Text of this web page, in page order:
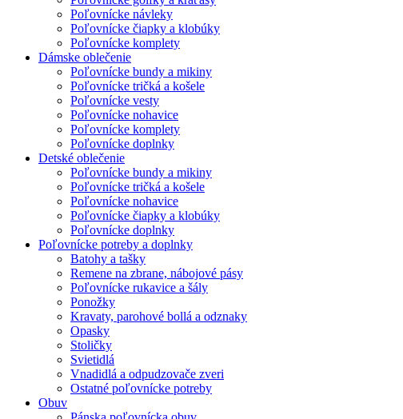
Poľovnícke návleky
Poľovnícke čiapky a klobúky
Poľovnícke komplety
Dámske oblečenie
Poľovnícke bundy a mikiny
Poľovnícke tričká a košele
Poľovnícke vesty
Poľovnícke nohavice
Poľovnícke komplety
Poľovnícke doplnky
Detské oblečenie
Poľovnícke bundy a mikiny
Poľovnícke tričká a košele
Poľovnícke nohavice
Poľovnícke čiapky a klobúky
Poľovnícke doplnky
Poľovnícke potreby a doplnky
Batohy a tašky
Remene na zbrane, nábojové pásy
Poľovnícke rukavice a šály
Ponožky
Kravaty, parohové bollá a odznaky
Opasky
Stoličky
Svietidlá
Vnadidlá a odpudzovače zveri
Ostatné poľovnícke potreby
Obuv